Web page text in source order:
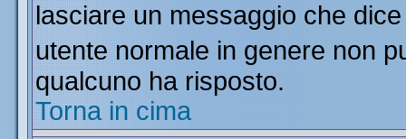
lasciare un messaggio che
utente normale in genere non
qualcuno ha risposto.
Torna in cima